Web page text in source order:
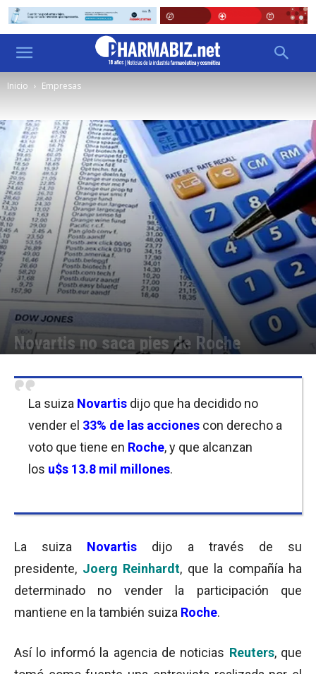
Inicio Empresas
Novartis no saca pies de Roche
La suiza Novartis dijo que ha decidido no
vender el 33% de las acciones con derecho a
voto que tiene en Roche, y que alcanzan
los u$s 13.8 mil millones.
La suiza Novartis
dijo a través de su
presidente, Joerg Reinhardt, que la compañía ha
determinado no vender la participación que
mantiene en la también suiza Roche.
Así lo informó la agencia de noticias Reuters, que